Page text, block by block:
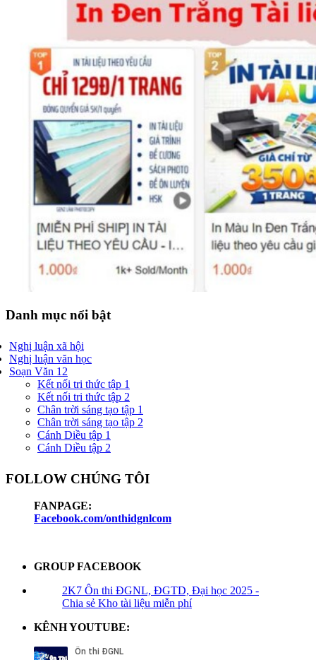
Danh mục nổi bật
Nghị luận xã hội
Nghị luận văn học
Soạn Văn 12
Kết nối tri thức tập 1
Kết nối tri thức tập 2
Chân trời sáng tạo tập 1
Chân trời sáng tạo tập 2
Cánh Diều tập 1
Cánh Diều tập 2
FOLLOW CHÚNG TÔI
FANPAGE:
Facebook.com/onthidgnlcom
GROUP FACEBOOK
2K7 Ôn thi ĐGNL, ĐGTD, Đại học 2025 -
Chia sẻ Kho tài liệu miễn phí
KÊNH YOUTUBE: